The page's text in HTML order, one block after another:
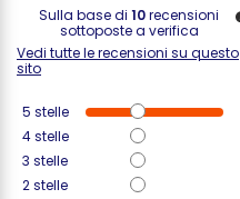
Sulla base di 10recensioni
sottoposte a verifica
Vedi tutte le recensioni su questo
sito
5 stelle
4stelle
3 stelle
2stelle